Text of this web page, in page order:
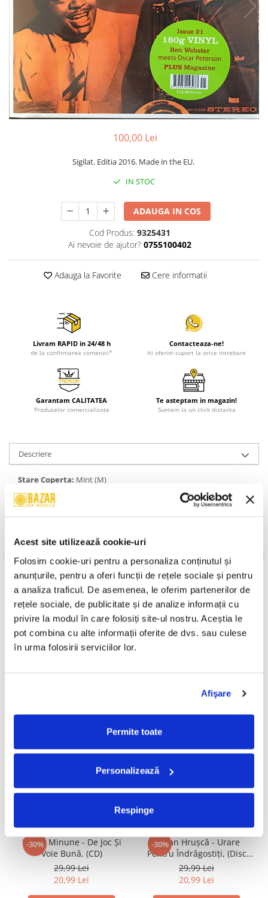
Acest site utilizează cookie-uri
Folosim cookie-uri pentru a personaliza conținutul și
anunțurile, pentru a oferi funcții de rețele sociale și pentru
a analiza traficul. De asemenea, le oferim partenerilor de
rețele sociale, de publicitate și de analize informații cu
privire la modul în care folosiți site-ul nostru. Aceștia le
pot combina cu alte informații oferite de dvs. sau culese
în urma folosirii serviciilor lor.
Afişare
Permite toate
Personalizează
Respinge
Viniluri Românești
Colecția Electrecord
100,00 Lei
Sigilat. Editia 2016. Made in the EU.
IN STOC
ADAUGA IN COS
Cod Produs: 9325431
Ai nevoie de ajutor? 0755100402
Adauga la Favorite Cere informatii
Livram RAPID in 24/48 h
de la confirmarea comenzii*
Contacteaza-ne!
Iti oferim suport la orice intrebare
Garantam CALITATEA
Produselor comercializate
Te asteptam in magazin!
Suntem la un click distanta
Descriere
Stare Coperta: Mint (M)
Stare Disc:
Stil:Bop
Review-uri(0)
PRODUSE ALTERNATIVE
ADAUGA IN COS ADAUGA IN COS
FRECVENT CUMPARATE
IMPREUNA
-30%
Ionică Minune - De Joc Și
Voie Bună, (CD)
29,99 Lei
20,99 Lei
-30%
Ștefan Hrușcă - Urare
Pentru Îndrăgostiți, (Disc
Vinil)
29,99 Lei
20,99 Lei